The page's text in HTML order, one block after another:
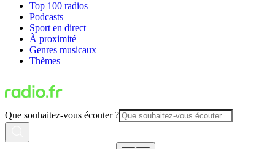
Top 100 radios
Podcasts
Sport en direct
À proximité
Genres musicaux
Thèmes
Que souhaitez-vous écouter ?